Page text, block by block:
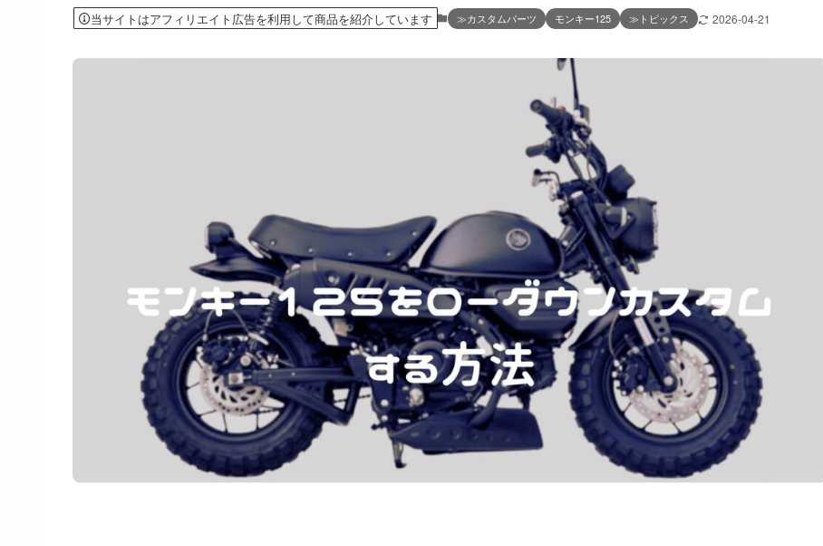
当サイトはアフィリエイト広告を利用して商品を紹介しています ≫カスタムパーツ モンキー125 ≫トピックス 2026-04-21